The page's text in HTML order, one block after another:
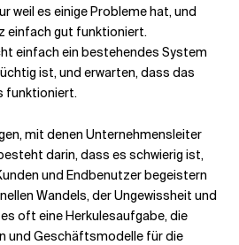
weil es einige Probleme hat, und
einfach gut funktioniert.
einfach ein bestehendes System
ist, und erwarten, dass das
funktioniert.
mit denen Unternehmensleiter
darin, dass es schwierig ist,
und Endbenutzer begeistern
Wandels, der Ungewissheit und
oft eine Herkulesaufgabe, die
und Geschäftsmodelle für die